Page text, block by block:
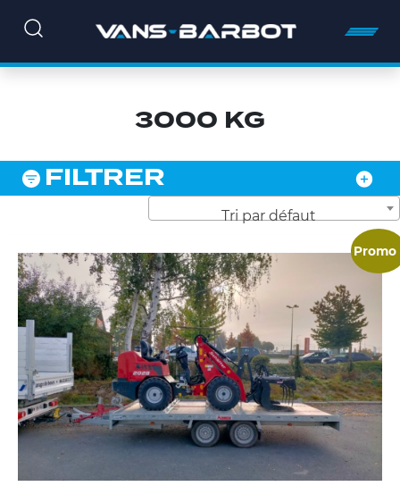
3000 KG
FILTRER
Tri par défaut
Promo